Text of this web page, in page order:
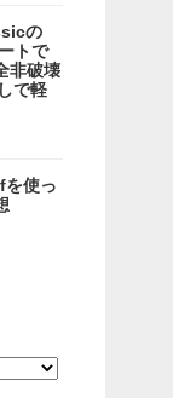
の
トで
非破壊
で軽
を使っ